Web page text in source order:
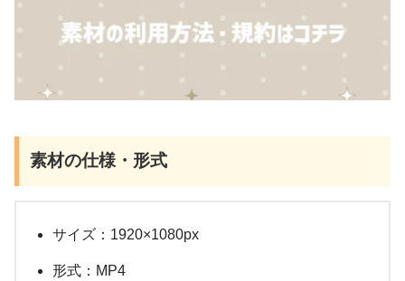
素材の仕様・形式
サイズ：1920×1080px
形式：MP4